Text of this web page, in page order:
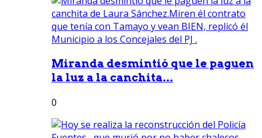
Miranda desmintió que le paguen
la luz a la canchita...
0